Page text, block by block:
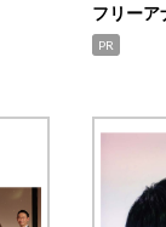
フリーア
PR